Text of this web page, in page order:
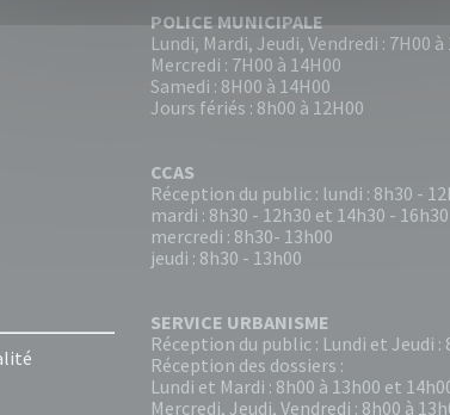
POLICE MUNICIPALE
Lundi, Mardi, Jeudi, Vendredi : 7H00 à
Mercredi : 7H00 à 14H00
Samedi : 8H00 à 14H00
Jours fériés : 8h00 à 12H00
CCAS
Réception du public : lundi : 8h30 -
mardi : 8h30 - 12h30 et 14h30 - 16h30
mercredi : 8h30- 13h00
jeudi : 8h30 - 13h00
SERVICE URBANISME
Réception du public : Lundi et Jeudi :
Réception des dossiers :
Lundi et Mardi : 8h00 à 13h00 et
Mercredi, Jeudi, Vendredi : 8h00 à